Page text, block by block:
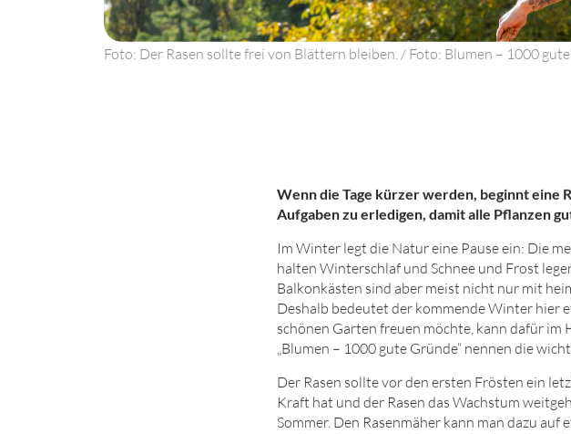
Foto: Der Rasen sollte frei von Blättern bleiben. / Foto: Blumen – 1000
Wenn die Tage kürzer werden, beginnt eine
Aufgaben zu erledigen, damit alle Pflanzen
Im Winter legt die Natur eine Pause ein: Die
halten Winterschlaf und Schnee und Frost
Balkonkästen sind aber meist nicht nur mit
Deshalb bedeutet der kommende Winter hier
schönen Garten freuen möchte, kann dafür
„Blumen – 1000gute Gründe“ nennen die
Der Rasen sollte vor den ersten Frösten ein
Kraft hat und der Rasen das Wachstum
Sommer. Den Rasenmäher kann man dazu